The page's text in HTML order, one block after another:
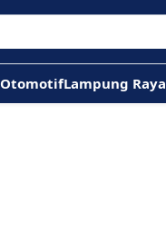
OtomotifLampung Raya